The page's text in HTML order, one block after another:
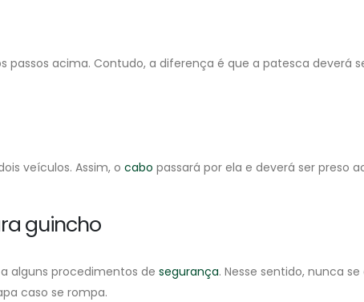
acima. Contudo, a diferença é que a patesca deverá
veículos. Assim, o cabo passará por ela e deverá ser preso
guincho
alguns procedimentos de segurança. Nesse sentido, nunca
caso se rompa.